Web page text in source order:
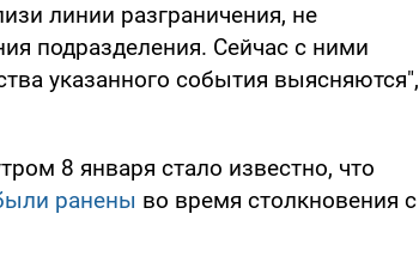
линии разграничения, не
подразделения. Сейчас с ними
указанного события выясняются",
8 января стало известно, что
ранены во время столкновения с